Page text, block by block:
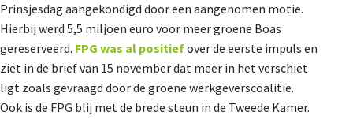
Prinsjesdag aangekondigd door een aangenomen motie.
Hierbij werd 5,5 miljoen euro voor meer groene Boas
gereserveerd. FPG was al positiefover de eerste impuls en
ziet in de brief van 15 november dat meer in het verschiet
ligt zoals gevraagd door de groene werkgeverscoalitie.
Ook is de FPG blij met de brede steun in de Tweede Kamer.
Contact